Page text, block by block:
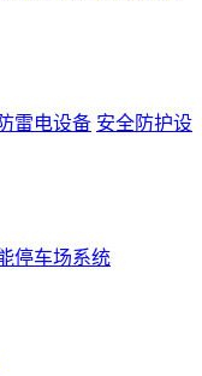
防雷电设备 安全防护设
停车场系统